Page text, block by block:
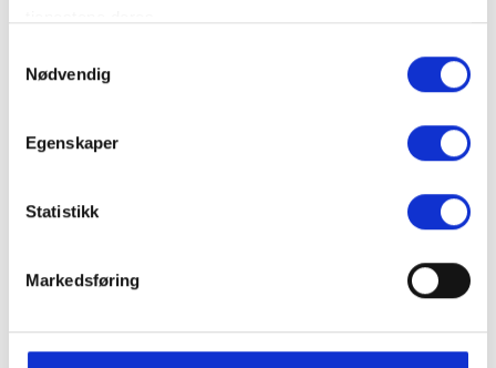
Nødvendig
Egenskaper
Statistikk
Markedsføring
Familierafting